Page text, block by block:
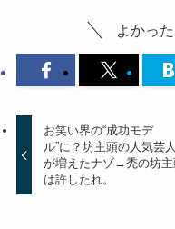
よかっ
お笑い界の“成功モデ
ル”に？坊主頭の人気芸人
が増えたナゾ→禿の坊主
は許したれ。